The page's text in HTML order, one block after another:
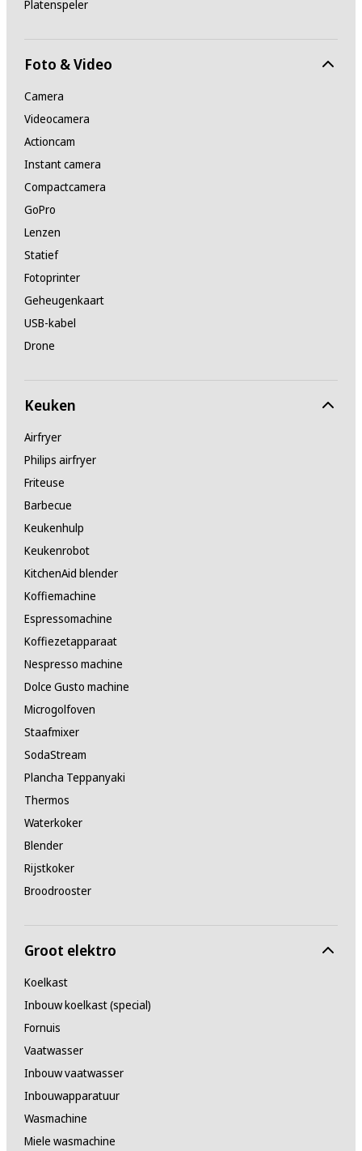
Platenspeler
Foto & Video
Camera
Videocamera
Actioncam
Instant camera
Compactcamera
GoPro
Lenzen
Statief
Fotoprinter
Geheugenkaart
USB-kabel
Drone
Keuken
Airfryer
Philips airfryer
Friteuse
Barbecue
Keukenhulp
Keukenrobot
KitchenAid blender
Koffiemachine
Espressomachine
Koffiezetapparaat
Nespresso machine
Dolce Gusto machine
Microgolfoven
Staafmixer
SodaStream
Plancha Teppanyaki
Thermos
Waterkoker
Blender
Rijstkoker
Broodrooster
Groot elektro
Koelkast
Inbouw koelkast (special)
Fornuis
Vaatwasser
Inbouw vaatwasser
Inbouwapparatuur
Wasmachine
Miele wasmachine